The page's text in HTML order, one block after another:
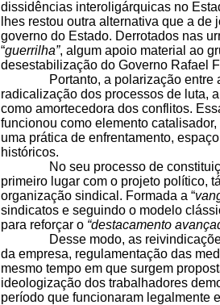
dissidências interoligárquicas no
lhes restou outra alternativa que a
governo do Estado. Derrotados nas
“guerrilha”, algum apoio material ao
desestabilização do Governo Rafael
Portanto, a polarização entre as
radicalização dos processos de luta,
como amortecedora dos conflitos.
funcionou como elemento
uma prática de enfrentamento,
históricos.
No seu processo de constituição
primeiro lugar com o projeto político,
organização sindical. Formada a “
sindicatos e seguindo o modelo
para reforçar o “destacamento
Desse modo, as reivindicações
da empresa, regulamentação das
mesmo tempo em que surgem
ideologização dos trabalhadores
período que funcionaram legalmente